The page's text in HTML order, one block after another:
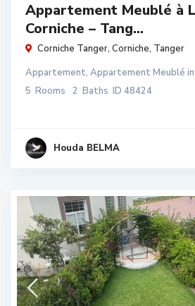
Appartement Meublé à
Corniche – Tang...
Corniche Tanger, Corniche, Tanger
Appartement, Appartement Meublé in
5 Rooms 2 Baths ID 48424
Houda BELMA